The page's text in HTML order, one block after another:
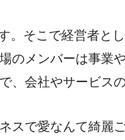
そこで経営者と
のメンバーは事業
、会社やサービス
スで愛なんて綺麗